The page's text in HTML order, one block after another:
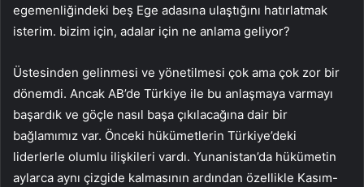
egemenliğindeki beş Ege adasına ulaştığını hatırlatmak
isterim. bizim için, adalar için ne anlama geliyor?
Üstesinden gelinmesi ve yönetilmesi çok ama çok zor bir
dönemdi. Ancak AB’de Türkiye ile bu anlaşmaya varmayı
başardık ve göçle nasıl başa çıkılacağına dair bir
bağlamımız var. Önceki hükümetlerin Türkiye’deki
liderlerle olumlu ilişkileri vardı. Yunanistan’da hükümetin
aylarca aynı çizgide kalmasının ardından özellikle Kasım-